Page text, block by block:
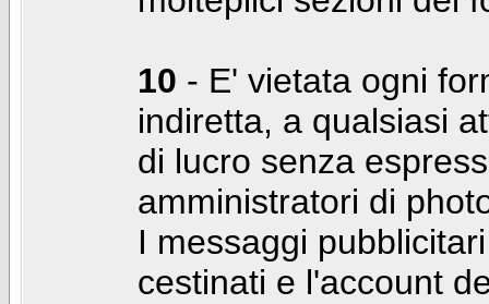
10 - E' vietata ogni
indiretta, a qualsiasi
di lucro senza
amministratori di
I messaggi
cestinati e l'account